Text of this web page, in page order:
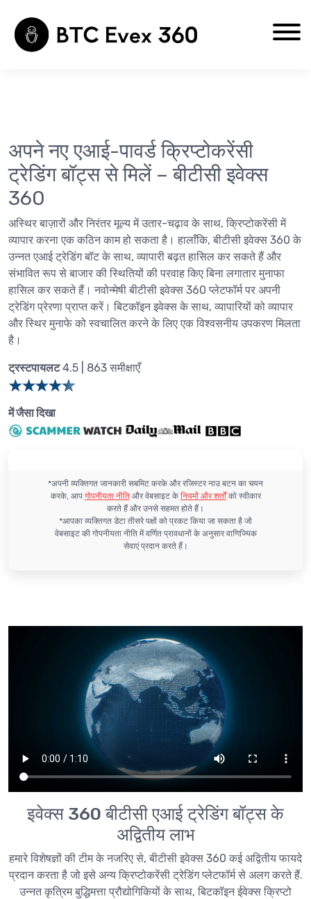
हमारे बारे में
अपने नए एआई-पावर्ड क्रिप्टोकरेंसी
ट्रेडिंग बॉट्स से मिलें – बीटीसी इवेक्स
360
अस्थिर बाज़ारों और निरंतर मूल्य में उतार-चढ़ाव के साथ, क्रिप्टोकरेंसी में
व्यापार करना एक कठिन काम हो सकता है। हालाँकि, बीटीसी इवेक्स 360 के
उन्नत एआई ट्रेडिंग बॉट के साथ, व्यापारी बढ़त हासिल कर सकते हैं और
संभावित रूप से बाजार की स्थितियों की परवाह किए बिना लगातार मुनाफा
हासिल कर सकते हैं। नवोन्मेषी बीटीसी इवेक्स 360 प्लेटफॉर्म पर अपनी
ट्रेडिंग प्रेरणा प्राप्त करें। बिटकॉइन इवेक्स के साथ, व्यापारियों को व्यापार
और स्थिर मुनाफे को स्वचालित करने के लिए एक विश्वसनीय उपकरण मिलता
है।
ट्रस्टपायलट4.5 | 863 समीक्षाएँ
में जैसा दिखा
*अपनी व्यक्तिगत जानकारी सबमिट करके और रजिस्टर नाउ बटन का चयन
करके, आप गोपनीयता नीतिऔर वेबसाइट के नियमों और शर्तोंको स्वीकार
करते हैं और उनसे सहमत होते हैं।
*आपका व्यक्तिगत डेटा तीसरे पक्षों को प्रकट किया जा सकता है जो
वेबसाइट की गोपनीयता नीति में वर्णित प्रावधानों के अनुसार वाणिज्यिक
सेवाएं प्रदान करते हैं।
इवेक्स 360 बीटीसी एआई ट्रेडिंग बॉट्स के
अद्वितीय लाभ
हमारे विशेषज्ञों की टीम के नजरिए से, बीटीसी इवेक्स 360 कई अद्वितीय फायदे
प्रदान करता है जो इसे अन्य क्रिप्टोकरेंसी ट्रेडिंग प्लेटफॉर्म से अलग करते हैं.
उन्नत कृत्रिम बुद्धिमत्ता प्रौद्योगिकियों के साथ, बिटकॉइन ईवेक्स क्रिप्टो